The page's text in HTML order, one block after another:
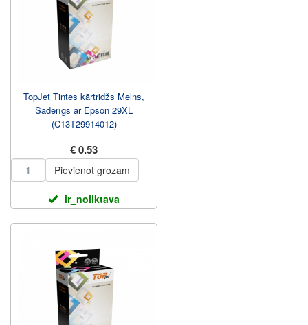
TopJet Tintes kārtridžs Melns,
Saderīgs ar Epson 29XL
(C13T29914012)
€ 0.53
Pievienot grozam
ir_noliktava